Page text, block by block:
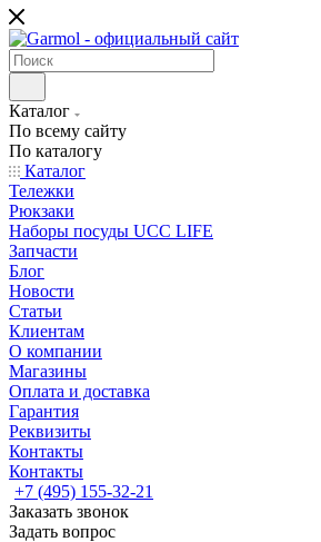
Каталог
По всему сайту
По каталогу
Каталог
Тележки
Рюкзаки
Наборы посуды UCC LIFE
Запчасти
Блог
Новости
Статьи
Клиентам
О компании
Магазины
Оплата и доставка
Гарантия
Реквизиты
Контакты
Контакты
+7 (495) 155-32-21
Заказать звонок
Задать вопрос